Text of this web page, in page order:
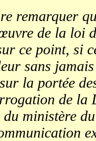
remarquer
de la loi
ce point, si
sans
la portée
de la
du ministère